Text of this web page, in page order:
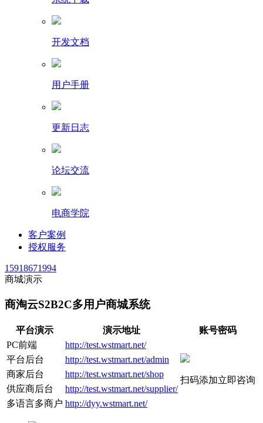
开发文档
用户手册
更新日志
论坛交流
电商学院
客户案例
授权服务
15918671994
商城演示
商淘云S2B2C多用户商城系统
平台演示 演示地址
账号密码
PC前端
http://test.wstmart.net/
扫码添加立即咨询
平台后台
http://test.wstmart.net/admin
商家后台
http://test.wstmart.net/shop
供应商后台
http://test.wstmart.net/supplier/
多语言多商户 http://dyy.wstmart.net/